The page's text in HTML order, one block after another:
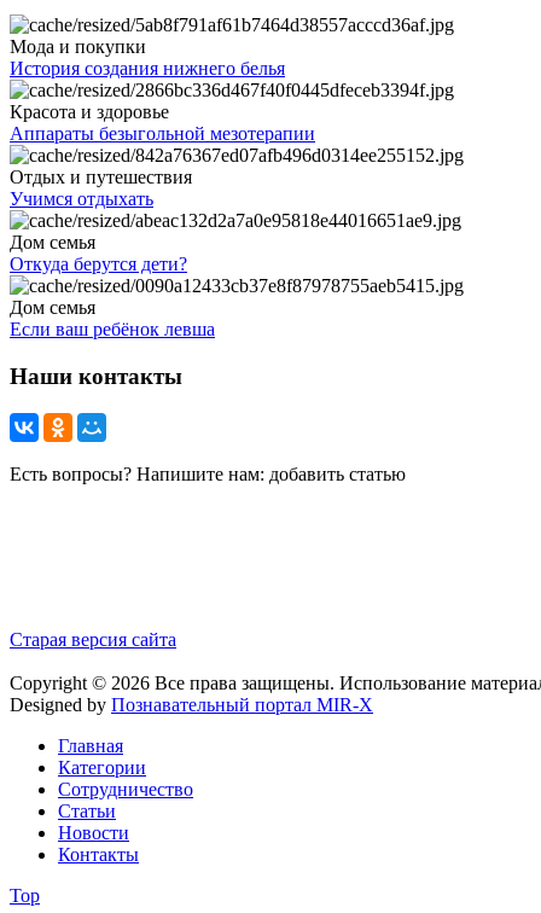
Мода и покупки
История создания нижнего белья
Красота и здоровье
Аппараты безыгольной мезотерапии
Отдых и путешествия
Учимся отдыхать
Дом семья
Откуда берутся дети?
Дом семья
Если ваш ребёнок левша
Наши контакты
Есть вопросы? Напишите нам: добавить статью
Старая версия сайта
Copyright © 2026 Все права защищены. Использование
Designed by Познавательный портал MIR-X
Главная
Категории
Сотрудничество
Статьи
Новости
Контакты
Top